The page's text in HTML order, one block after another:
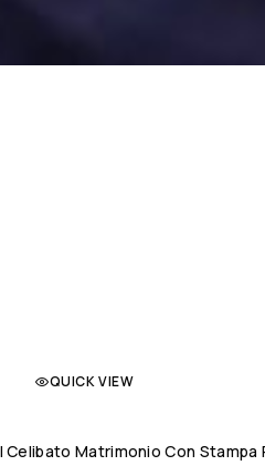
QUICK VIEW
Matrimonio Con Stampa